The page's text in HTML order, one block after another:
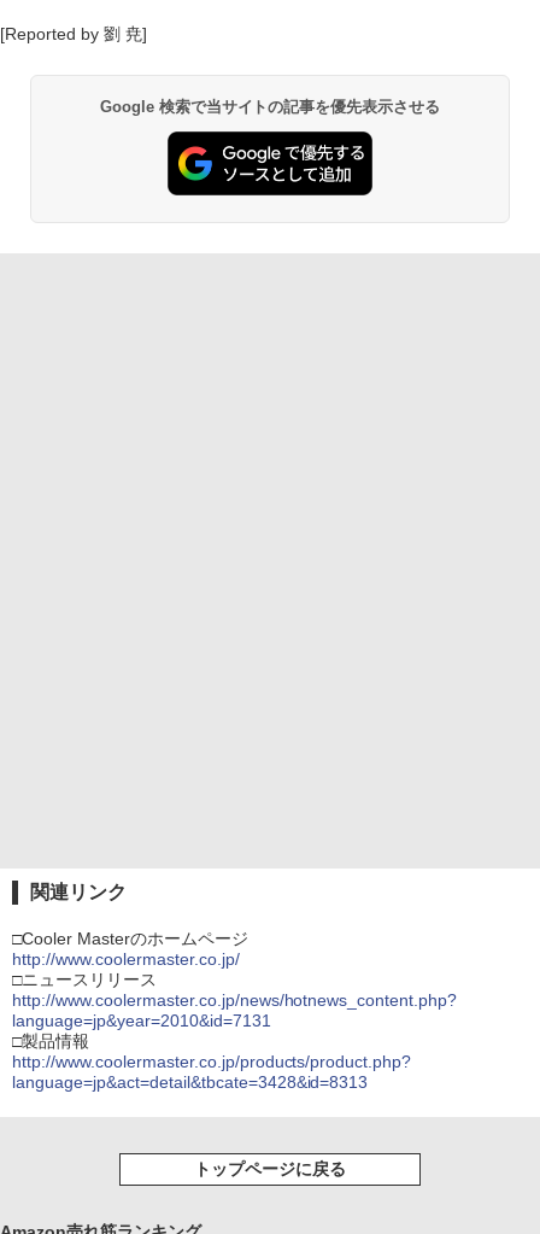
[Reported by 劉 尭]
Google 検索で当サイトの記事を優先表示させる
関連リンク
□Cooler Masterのホームページ
http://www.coolermaster.co.jp/
□ニュースリリース
http://www.coolermaster.co.jp/news/hotnews_content.php?
language=jp&year=2010&id=7131
□製品情報
http://www.coolermaster.co.jp/products/product.php?
language=jp&act=detail&tbcate=3428&id=8313
トップページに戻る